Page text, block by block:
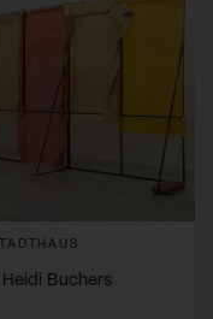
Buchers